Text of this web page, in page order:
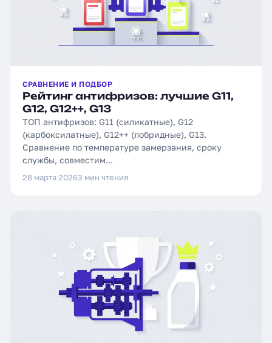
СРАВНЕНИЕ И ПОДБОР
Рейтинг антифризов: лучшие G11,
G12, G12++, G13
ТОП антифризов: G11 (силикатные), G12
(карбоксилатные), G12++ (лобридные), G13.
Сравнение по температуре замерзания, сроку
службы, совместим...
28 марта 20263 мин чтения